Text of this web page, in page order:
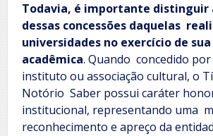
Todavia, é importante distinguir
dessas concessões daquelas
universidades no exercício de
acadêmica. Quando concedido por
instituto ou associação cultural, o
Notório Saber possui caráter
institucional, representando uma
reconhecimento e apreço da